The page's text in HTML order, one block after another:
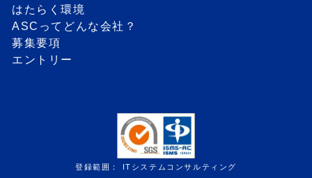
はたらく環境
ASCってどんな会社？
募集要項
エントリー
登録範囲： ITシステムコンサルティング